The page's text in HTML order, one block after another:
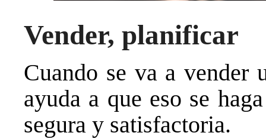
Vender, planificar
Cuando se va a vender
ayuda a que eso se
segura y satisfactoria.